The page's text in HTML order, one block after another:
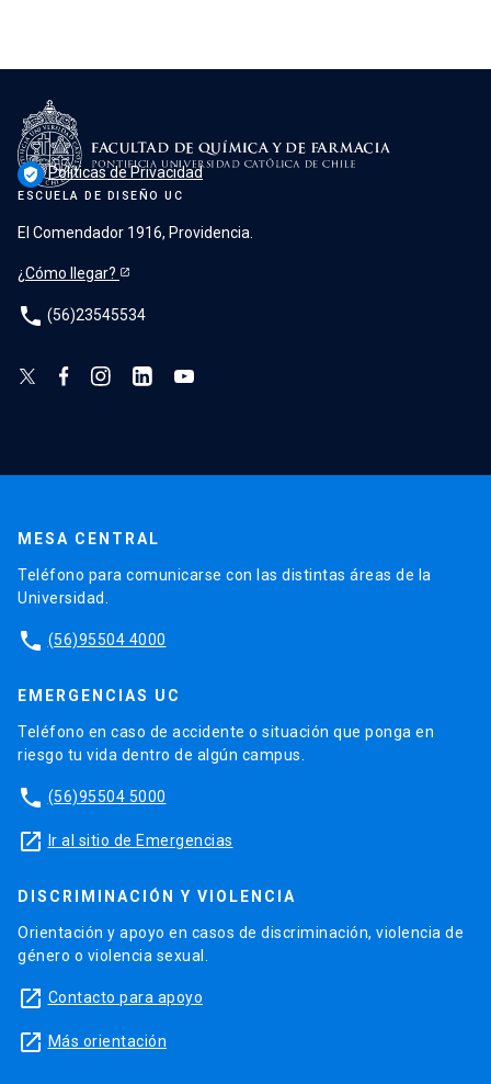
verified_user Políticas de Privacidad
ESCUELA DE DISEÑO UC
El Comendador 1916, Providencia.
¿Cómo llegar?
phone (56)23545534
MESA CENTRAL
Teléfono para comunicarse con las distintas áreas de la
Universidad.
phone (56)95504 4000
EMERGENCIAS UC
Teléfono en caso de accidente o situación que ponga en
riesgo tu vida dentro de algún campus.
phone (56)95504 5000
launch Ir al sitio de Emergencias
DISCRIMINACIÓN Y VIOLENCIA
Orientación y apoyo en casos de discriminación, violencia de
género o violencia sexual.
launch Contacto para apoyo
launch Más orientación